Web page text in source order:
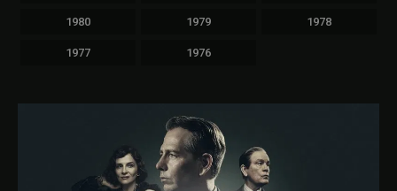
1980 1979 1978
1977 1976